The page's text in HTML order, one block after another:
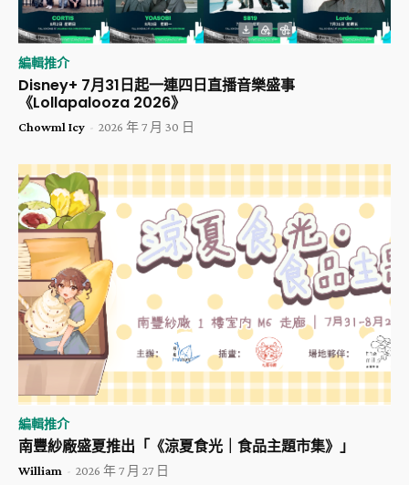
編輯推介
Disney+ 7月31日起一連四日直播音樂盛事
《Lollapalooza 2026》
Chowml Icy - 2026 年 7 月 30 日
編輯推介
南豐紗廠盛夏推出「《涼夏食光｜食品主題市集》」
William - 2026 年 7 月 27 日